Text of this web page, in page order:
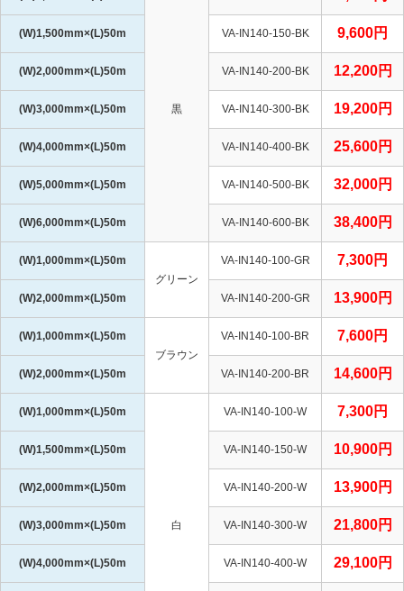
黒
(W)1,500mm×(L)50m VA-IN140-150-BK 9,600円
(W)2,000mm×(L)50m VA-IN140-200-BK 12,200円
(W)3,000mm×(L)50m VA-IN140-300-BK 19,200円
(W)4,000mm×(L)50m VA-IN140-400-BK 25,600円
(W)5,000mm×(L)50m VA-IN140-500-BK 32,000円
(W)6,000mm×(L)50m VA-IN140-600-BK 38,400円
(W)1,000mm×(L)50m
グリーン
VA-IN140-100-GR 7,300円
(W)2,000mm×(L)50m VA-IN140-200-GR 13,900円
(W)1,000mm×(L)50m
ブラウン
VA-IN140-100-BR 7,600円
(W)2,000mm×(L)50m VA-IN140-200-BR 14,600円
(W)1,000mm×(L)50m
白
VA-IN140-100-W 7,300円
(W)1,500mm×(L)50m VA-IN140-150-W 10,900円
(W)2,000mm×(L)50m VA-IN140-200-W 13,900円
(W)3,000mm×(L)50m VA-IN140-300-W 21,800円
(W)4,000mm×(L)50m VA-IN140-400-W 29,100円